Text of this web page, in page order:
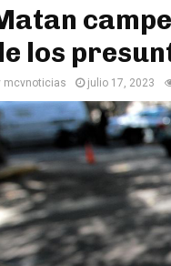
los
mcvnoticias julio 17, 2023